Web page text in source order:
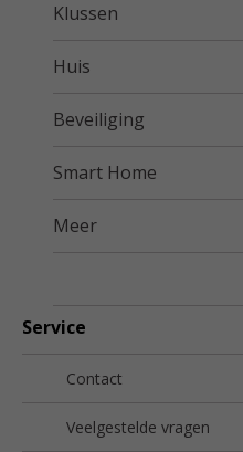
Klussen
Huis
Beveiliging
Smart Home
Meer
Service
Contact
Veelgestelde vragen